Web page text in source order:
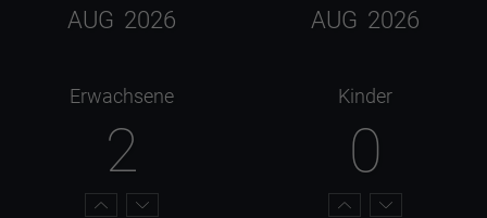
AUG 2026 AUG 2026
Erwachsene
2
Kinder
0